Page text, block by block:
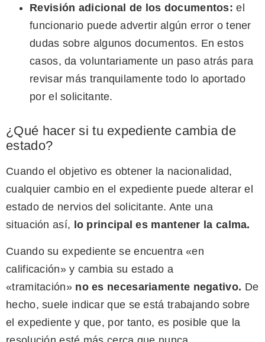
Revisión adicional de los documentos:el
funcionario puede advertir algún error o tener
dudas sobre algunos documentos. En estos
casos, da voluntariamente un paso atrás para
revisar más tranquilamente todo lo aportado
por el solicitante.
¿Qué hacer si tu expediente cambia de
estado?
Cuando el objetivo es obtener la nacionalidad,
cualquier cambio en el expediente puede alterar el
estado de nervios del solicitante. Ante una
situación así, lo principal es mantener la calma.
Cuando su expediente se encuentra «en
calificación» y cambia su estado a
«tramitación»no es necesariamente negativo. De
hecho, suele indicar que se está trabajando sobre
el expediente y que, por tanto, es posible que la